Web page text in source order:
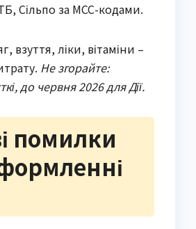
Сільпо за МСС-кодами.
взуття, ліки, вітаміни –
Не згорайте:
до червня 2026 для Дії.
помилки